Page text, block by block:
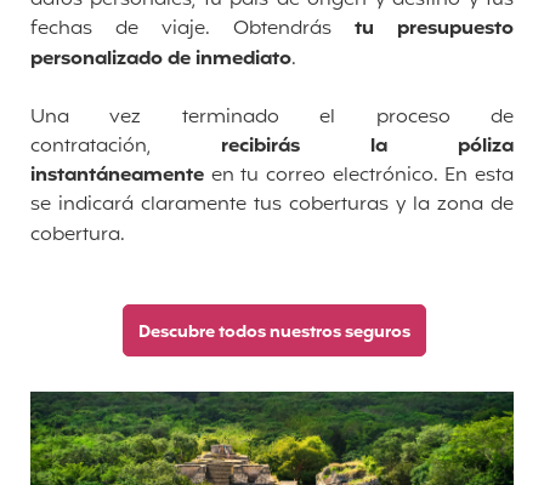
fechas de viaje. Obtendrás tu presupuesto
personalizado de inmediato.
Una vez terminado el proceso de
contratación, recibirás la póliza
instantáneamente en tu correo electrónico. En esta
se indicará claramente tus coberturas y la zona de
cobertura.
Descubre todos nuestros seguros